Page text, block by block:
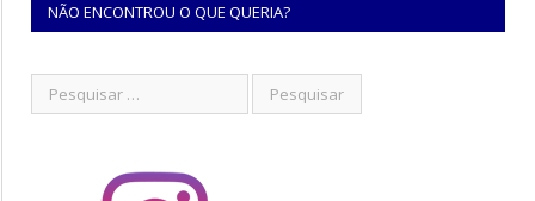
NÃO ENCONTROU O QUE QUERIA?